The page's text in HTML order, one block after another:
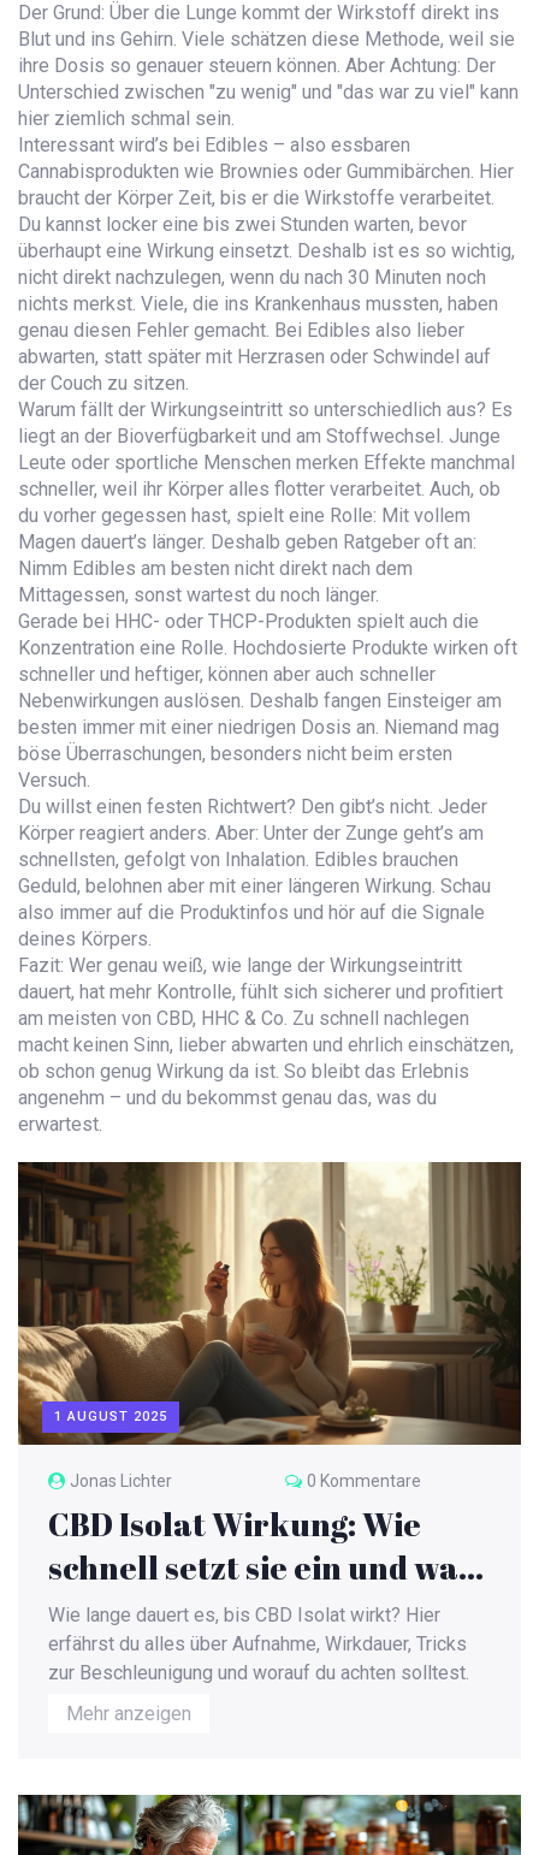
Der Grund: Über die Lunge kommt der Wirkstoff direkt ins
Blut und ins Gehirn. Viele schätzen diese Methode, weil sie
ihre Dosis so genauer steuern können. Aber Achtung: Der
Unterschied zwischen "zu wenig" und "das war zu viel" kann
hier ziemlich schmal sein.
Interessant wird’s bei Edibles – also essbaren
Cannabisprodukten wie Brownies oder Gummibärchen. Hier
braucht der Körper Zeit, bis er die Wirkstoffe verarbeitet.
Du kannst locker eine bis zwei Stunden warten, bevor
überhaupt eine Wirkung einsetzt. Deshalb ist es so wichtig,
nicht direkt nachzulegen, wenn du nach 30 Minuten noch
nichts merkst. Viele, die ins Krankenhaus mussten, haben
genau diesen Fehler gemacht. Bei Edibles also lieber
abwarten, statt später mit Herzrasen oder Schwindel auf
der Couch zu sitzen.
Warum fällt der Wirkungseintritt so unterschiedlich aus? Es
liegt an der Bioverfügbarkeit und am Stoffwechsel. Junge
Leute oder sportliche Menschen merken Effekte manchmal
schneller, weil ihr Körper alles flotter verarbeitet. Auch, ob
du vorher gegessen hast, spielt eine Rolle: Mit vollem
Magen dauert’s länger. Deshalb geben Ratgeber oft an:
Nimm Edibles am besten nicht direkt nach dem
Mittagessen, sonst wartest du noch länger.
Gerade bei HHC- oder THCP-Produkten spielt auch die
Konzentration eine Rolle. Hochdosierte Produkte wirken oft
schneller und heftiger, können aber auch schneller
Nebenwirkungen auslösen. Deshalb fangen Einsteiger am
besten immer mit einer niedrigen Dosis an. Niemand mag
böse Überraschungen, besonders nicht beim ersten
Versuch.
Du willst einen festen Richtwert? Den gibt’s nicht. Jeder
Körper reagiert anders. Aber: Unter der Zunge geht’s am
schnellsten, gefolgt von Inhalation. Edibles brauchen
Geduld, belohnen aber mit einer längeren Wirkung. Schau
also immer auf die Produktinfos und hör auf die Signale
deines Körpers.
Fazit: Wer genau weiß, wie lange der Wirkungseintritt
dauert, hat mehr Kontrolle, fühlt sich sicherer und profitiert
am meisten von CBD, HHC & Co. Zu schnell nachlegen
macht keinen Sinn, lieber abwarten und ehrlich einschätzen,
ob schon genug Wirkung da ist. So bleibt das Erlebnis
angenehm – und du bekommst genau das, was du
erwartest.
1 AUGUST 2025
Jonas Lichter 0 Kommentare
CBD Isolat Wirkung: Wie
schnell setzt sie ein und was
beeinflusst die Dauer?
Wie lange dauert es, bis CBD Isolat wirkt? Hier
erfährst du alles über Aufnahme, Wirkdauer, Tricks
zur Beschleunigung und worauf du achten solltest.
Mehr anzeigen